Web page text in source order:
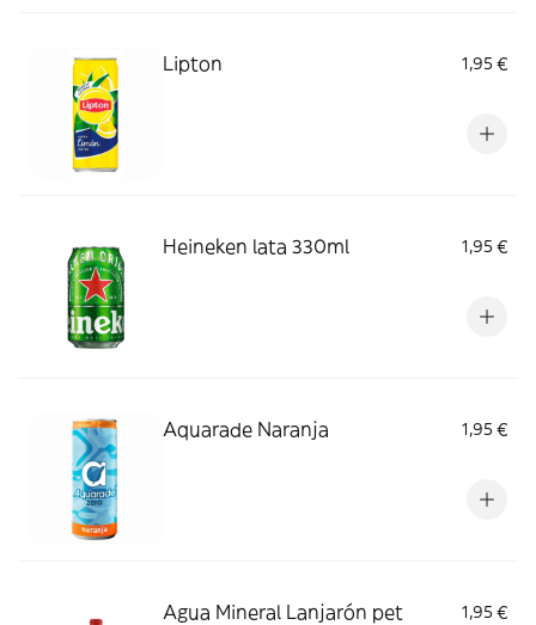
Lipton 1,95 €
Heineken lata 330ml 1,95 €
Aquarade Naranja 1,95 €
Agua Mineral Lanjarón pet
1,95 €